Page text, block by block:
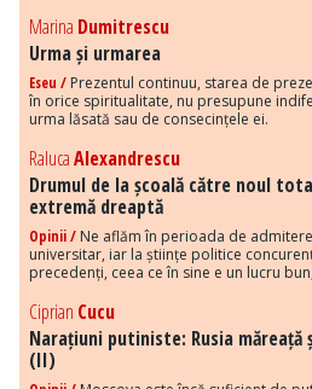
Marina Dumitrescu
Urma și urmarea
Eseu / Prezentul continuu, starea de
în orice spiritualitate, nu presupune
urma lăsată sau de consecințele ei.
RalucaAlexandrescu
Drumul de la școală către noul
extremă dreaptă
Opinii / Ne aflăm în perioada de
universitar, iar la științe politice
precedenți, ceea ce în sine e un lucru
Ciprian Cucu
Narațiuni putiniste: Rusia măreață
(II)